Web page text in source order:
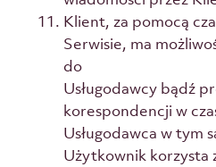
Klient, za pomocą
Serwisie, ma
do
Usługodawcy bądź
korespondencji w
Usługodawca w tym
Użytkownik korzysta